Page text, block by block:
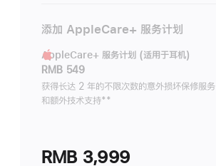
添加 AppleCare+ 服务计划
AppleCare+ 服务计划 (适用于耳机)
RMB 549
获得长达 2 年的不限次数的意外损坏保修服务
和额外技术支持脚
**
RMB 3,999